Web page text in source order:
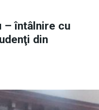
– întâlnire cu
din